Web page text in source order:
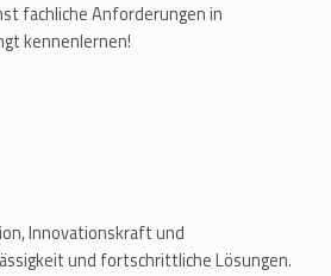
fachliche Anforderungen in
kennenlernen!
Innovationskraft und
und fortschrittliche Lösungen.